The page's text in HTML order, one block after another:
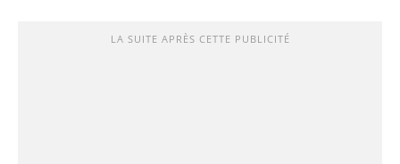
LA SUITE APRÈS CETTE PUBLICITÉ